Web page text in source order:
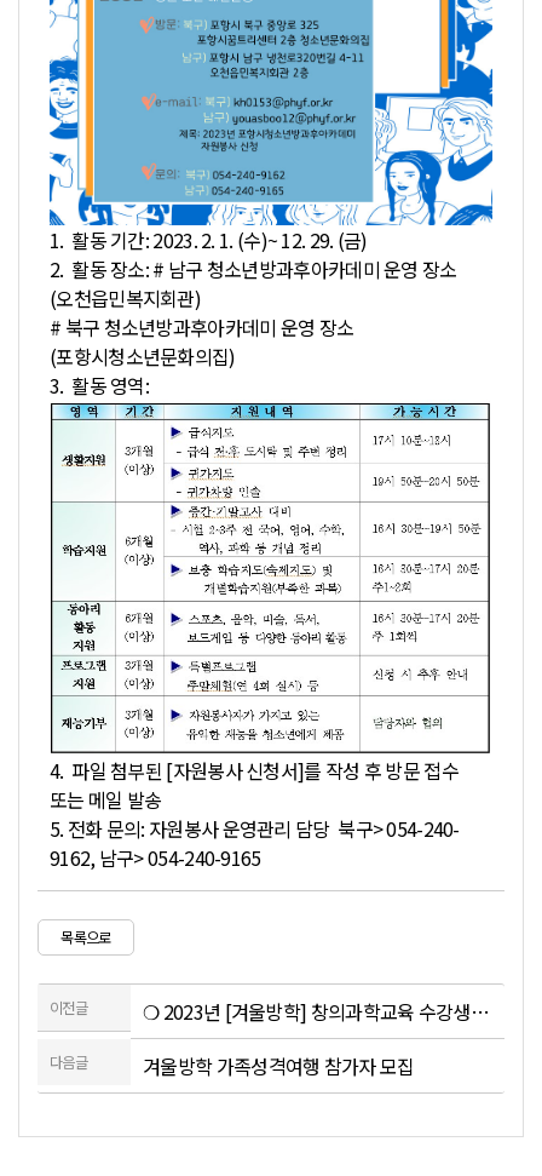
1. 활동 기간: 2023. 2. 1. (수)~ 12. 29. (금)
2. 활동 장소: # 남구 청소년방과후아카데미 운영 장소
(오천읍민복지회관)
# 북구 청소년방과후아카데미 운영 장소
(포항시청소년문화의집)
3. 활동 영역:
4. 파일 첨부된 [자원봉사 신청서]를 작성 후 방문 접수
또는 메일 발송
5. 전화 문의: 자원봉사 운영관리 담당 북구> 054-240-
9162, 남구> 054-240-9165
목록으로
이전글 ❍ 2023년 [겨울방학] 창의과학교육 수강생추가 모집 안내 ❍
다음글 겨울방학 가족성격여행 참가자 모집